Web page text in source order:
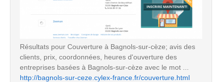
Résultats pour Couverture à Bagnols-sur-cèze; avis des
clients, prix, coordonnées, heures d'ouverture des
entreprises basées à Bagnols-sur-cèze avec le mot ...
http://bagnols-sur-ceze.cylex-france.fr/couverture.html